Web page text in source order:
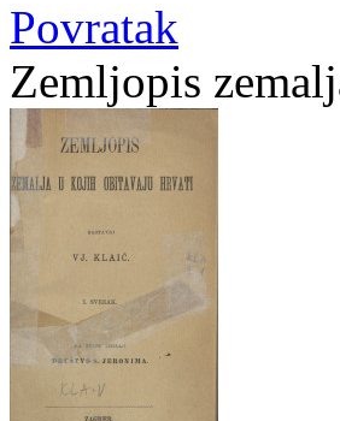
Povratak
Zemljopis